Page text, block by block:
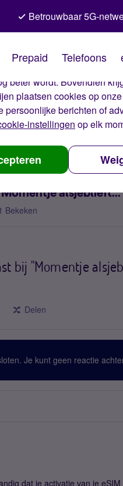
cookies van Simyo
cookies op onze
beter wordt. Bovendien
plaatsen cookies op
persoonlijke berichten of
instellingen op elk
Betrouwbaar 5G-
Prepaid Telefoons
Bekeken
bij "Momentje
Delen
Je kunt geen reactie
dat je activatie van je